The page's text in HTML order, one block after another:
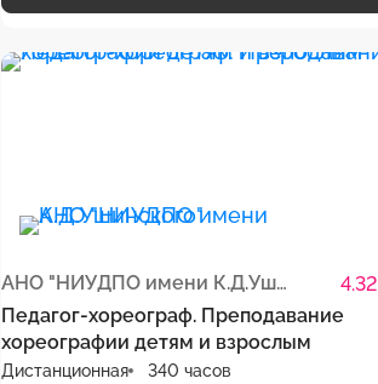
АНО "НИУДПО имени К.Д.Ушинского" 4.32
Педагог-хореограф. Преподавание
хореографии детям и взрослым
Дистанционная 340 часов